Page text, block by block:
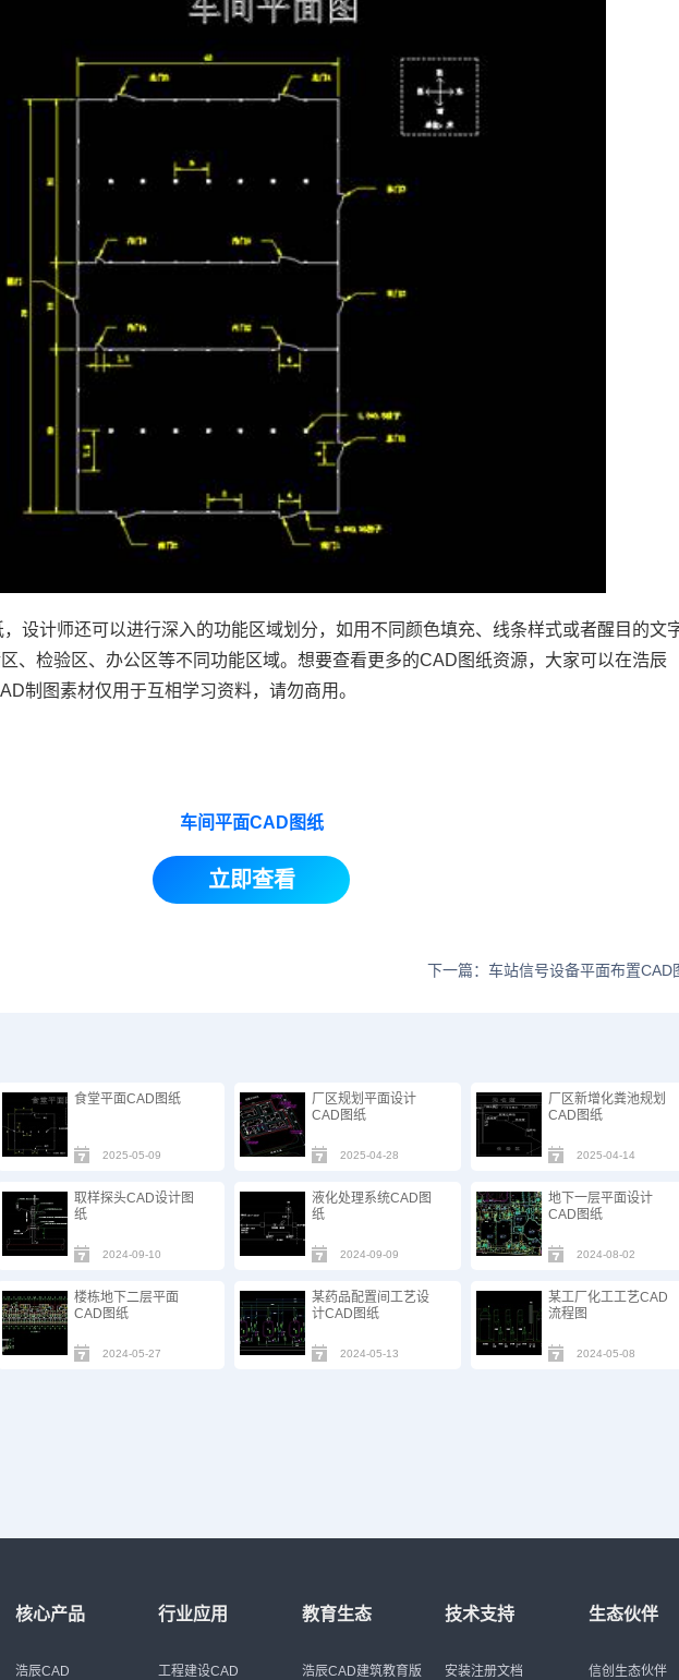
设计师还可以进行深入的功能区域划分，如用不同颜色填充、线条样式或者醒目的文
、检验区、办公区等不同功能区域。想要查看更多的CAD图纸资源，大家可以在浩辰
制图素材仅用于互相学习资料，请勿商用。
车间平面CAD图纸
立即查看
下一篇：车站信号设备平面布置CAD
食堂平面CAD图纸
2025-05-09
厂区规划平面设计
CAD图纸
2025-04-28
厂区新增化粪池规划
CAD图纸
2025-04-14
取样探头CAD设计图
纸
2024-09-10
液化处理系统CAD图
纸
2024-09-09
地下一层平面设计
CAD图纸
2024-08-02
楼栋地下二层平面
CAD图纸
2024-05-27
某药品配置间工艺设
计CAD图纸
2024-05-13
某工厂化工工艺CAD
流程图
2024-05-08
核心产品
浩辰CAD
行业应用
工程建设CAD
教育生态
浩辰CAD建筑教育版
技术支持
安装注册文档
生态伙伴
信创生态伙伴